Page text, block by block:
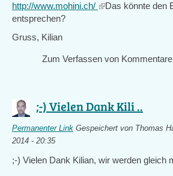
http://www.mohini.ch/ (linkDas könnte den
entsprechen?
Gruss, Kilian
Zum Verfassen von
;-) Vielen Dank Kili ..
Permanenter Link Gespeichert von Thomas
2014 - 20:35
;-) Vielen Dank Kilian, wir werden gleich